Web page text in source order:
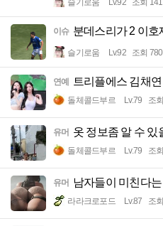
슬기로움 Lv.92 조회
이슈 분데스리가 2 이
슬기로움 Lv.92 조회 780
연예 트리플에스 김채연
돌체콜드부르 Lv.79 조
유머 옷 정보좀 알 수 있
돌체콜드부르 Lv.79 조
유머 남자들이 미친다
라라크로포드 Lv.87 조